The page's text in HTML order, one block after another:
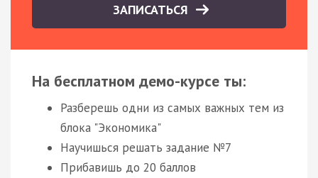
ЗАПИСАТЬСЯ
На бесплатном демо-курсе ты:
Разберешь одни из самых важных тем из
блока "Экономика"
Научишься решать задание №7
Прибавишь до 20 баллов